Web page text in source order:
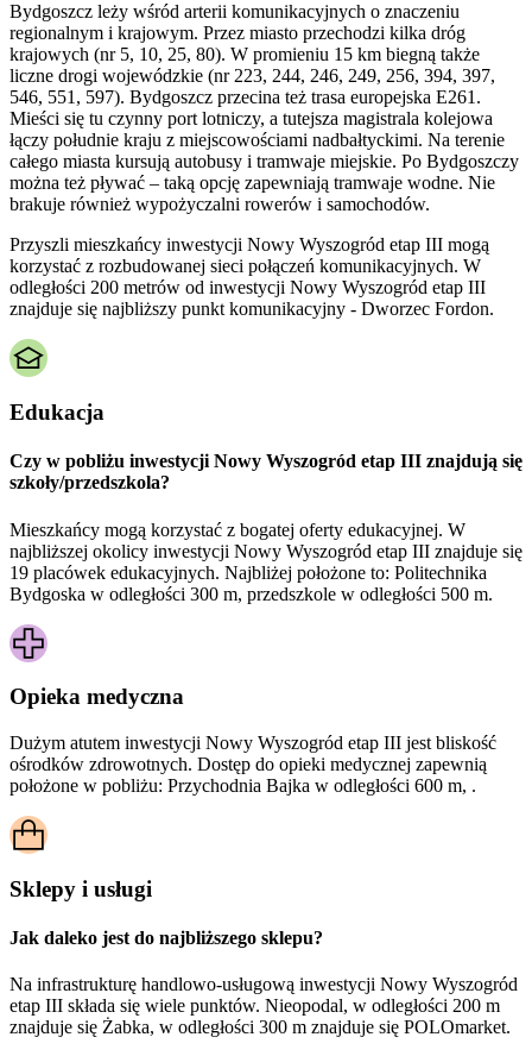
Bydgoszcz leży wśród arterii komunikacyjnych o znaczeniu
regionalnym i krajowym. Przez miasto przechodzi kilka dróg
krajowych (nr 5, 10, 25, 80). W promieniu 15 km biegną także
liczne drogi wojewódzkie (nr 223, 244, 246, 249, 256, 394, 397,
546, 551, 597). Bydgoszcz przecina też trasa europejska E261.
Mieści się tu czynny port lotniczy, a tutejsza magistrala kolejowa
łączy południe kraju z miejscowościami nadbałtyckimi. Na terenie
całego miasta kursują autobusy i tramwaje miejskie. Po Bydgoszczy
można też pływać – taką opcję zapewniają tramwaje wodne. Nie
brakuje również wypożyczalni rowerów i samochodów.
Przyszli mieszkańcy inwestycji Nowy Wyszogród etap III mogą
korzystać z rozbudowanej sieci połączeń komunikacyjnych. W
odległości 200 metrów od inwestycji Nowy Wyszogród etap III
znajduje się najbliższy punkt komunikacyjny - Dworzec Fordon.
Edukacja
Czy w pobliżu inwestycji Nowy Wyszogród etap III znajdują się
szkoły/przedszkola?
Mieszkańcy mogą korzystać z bogatej oferty edukacyjnej. W
najbliższej okolicy inwestycji Nowy Wyszogród etap III znajduje się
19 placówek edukacyjnych. Najbliżej położone to: Politechnika
Bydgoska w odległości 300 m, przedszkole w odległości 500 m.
Opieka medyczna
Dużym atutem inwestycji Nowy Wyszogród etap III jest bliskość
ośrodków zdrowotnych. Dostęp do opieki medycznej zapewnią
położone w pobliżu: Przychodnia Bajka w odległości 600 m, .
Sklepy i usługi
Jak daleko jest do najbliższego sklepu?
Na infrastrukturę handlowo-usługową inwestycji Nowy Wyszogród
etap III składa się wiele punktów. Nieopodal, w odległości 200 m
znajduje się Żabka, w odległości 300 m znajduje się POLOmarket.